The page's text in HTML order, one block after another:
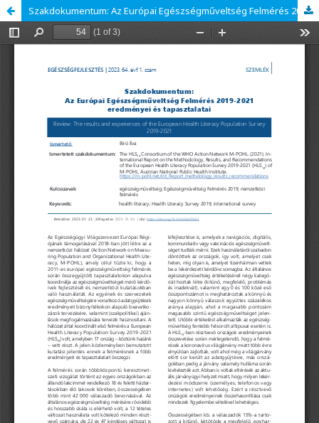
Szakdokumentum: Az Európai Egészségműveltség Felmérés 2019-2021 eredményei és tapasztalatai